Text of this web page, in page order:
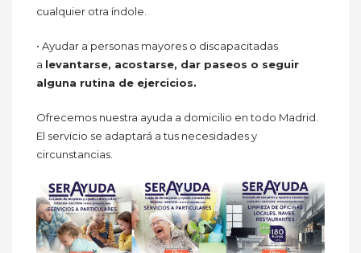
cualquier otra índole.
• Ayudar a personas mayores o discapacitadas
a levantarse, acostarse, dar paseos o seguir
alguna rutina de ejercicios.
Ofrecemos nuestra ayuda a domicilio en todo Madrid.
El servicio se adaptará a tus necesidades y
circunstancias.